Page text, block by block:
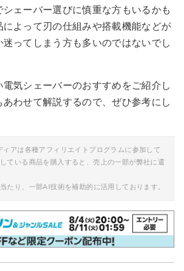
ェーバー選びに慎重な方もいるかも
によって刃の仕組みや搭載機能などが
ってしまう方も多いのではないでし
気シェーバーのおすすめをご紹介し
わせて解説するので、ぜひ参考にし
アは各種アフィリエイトプログラムに参加して
ている商品を購入すると、売上の一部が弊社に還
たり、一部AI技術を補助的に活用しております。